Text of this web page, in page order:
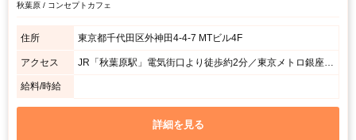
秋葉原 / コンセプトカフェ
住所 東京都千代田区外神田4-4-7 MTビル4F
アクセス JR「秋葉原駅」電気街口より徒歩約2分／東京メトロ銀座線「末広町駅」１番出口徒歩約1分
給料/時給
詳細を見る